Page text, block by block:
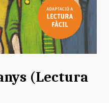
(Lectura